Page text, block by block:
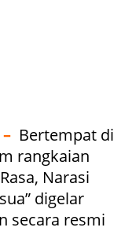
Bertempat di
rangkaian
Narasi
digelar
secara resmi